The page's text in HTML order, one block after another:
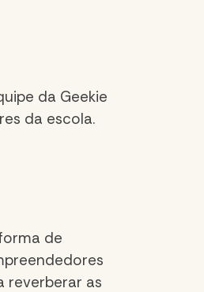
da Geekie
da escola.
de
reverberar as